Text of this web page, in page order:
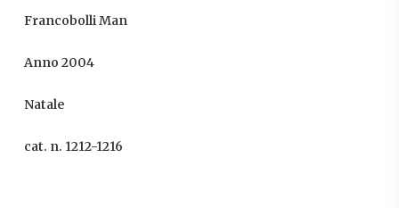
Francobolli Man
Anno 2004
Natale
cat. n. 1212-1216